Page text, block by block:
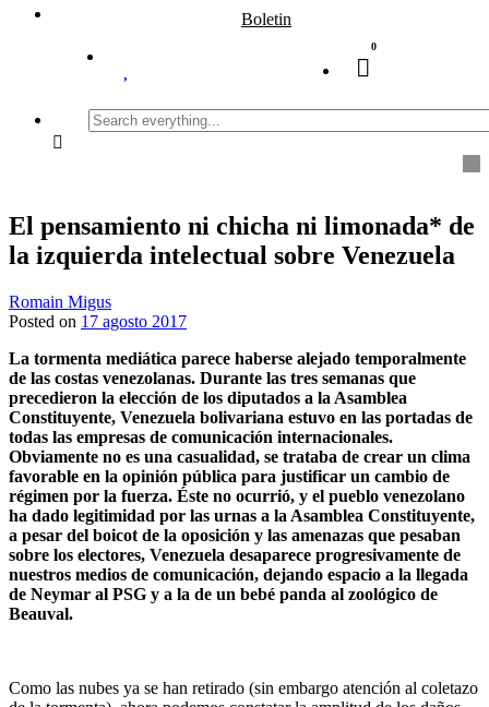
Boletin
0
Search
everything...
El pensamiento ni chicha ni limonada* de
la izquierda intelectual sobre Venezuela
Romain Migus
Posted on 17 agosto 2017
La tormenta mediática parece haberse alejado temporalmente
de las costas venezolanas. Durante las tres semanas que
precedieron la elección de los diputados a la Asamblea
Constituyente, Venezuela bolivariana estuvo en las portadas de
todas las empresas de comunicación internacionales.
Obviamente no es una casualidad, se trataba de crear un clima
favorable en la opinión pública para justificar un cambio de
régimen por la fuerza. Éste no ocurrió, y el pueblo venezolano
ha dado legitimidad por las urnas a la Asamblea Constituyente,
a pesar del boicot de la oposición y las amenazas que pesaban
sobre los electores, Venezuela desaparece progresivamente de
nuestros medios de comunicación, dejando espacio a la llegada
de Neymar al PSG y a la de un bebé panda al zoológico de
Beauval.
Como las nubes ya se han retirado (sin embargo atención al coletazo